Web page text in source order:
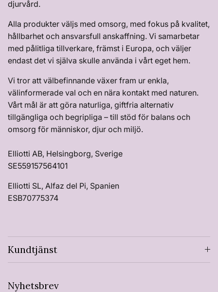
djurvård.
Alla produkter väljs med omsorg, med fokus på kvalitet,
hållbarhet och ansvarsfull anskaffning. Vi samarbetar
med pålitliga tillverkare, främst i Europa, och väljer
endast det vi själva skulle använda i vårt eget hem.
Vi tror att välbefinnande växer fram ur enkla,
välinformerade val och en nära kontakt med naturen.
Vårt mål är att göra naturliga, giftfria alternativ
tillgängliga och begripliga – till stöd för balans och
omsorg för människor, djur och miljö.
Elliotti AB, Helsingborg, Sverige
SE559157564101
Elliotti SL, Alfaz del Pi, Spanien
ESB70775374
Kundtjänst
Nyhetsbrev